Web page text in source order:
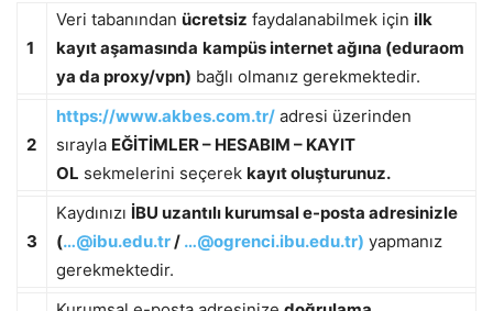
1
Veri tabanından ücretsiz faydalanabilmek için ilk
kayıt aşamasında kampüs internet ağına (eduraom
ya da proxy/vpn) bağlı olmanız gerekmektedir.
2
https://www.akbes.com.tr/ adresi üzerinden
sırayla EĞİTİMLER – HESABIM – KAYIT
OL sekmelerini seçerek kayıt oluşturunuz.
3
Kaydınızı İBU uzantılı kurumsal e-posta adresinizle
(…@ibu.edu.tr/ …@ogrenci.ibu.edu.tr) yapmanız
gerekmektedir.